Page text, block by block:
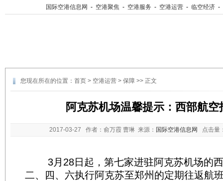
国际空港信息网 - 空港聚焦 - 空港服务 - 空港运营 - 临空经济 -
您现在所在的位置： 首页 > 空港运营 > 保障 >> 正文
阿克苏机场温馨提示：西部航空
2017-03-27 作者：俞万霞 曹琳 来源： 国际空港信息网 点击量
3月28日起，第七家进驻阿克苏机场的西
二、四、六执行阿克苏至郑州的定期往返航